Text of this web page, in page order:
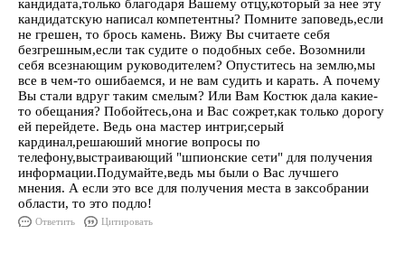
кандидата,только благодаря Вашему отцу,который за нее эту
кандидатскую написал компетентны? Помните заповедь,если
не грешен, то брось камень. Вижу Вы считаете себя
безгрешным,если так судите о подобных себе. Возомнили
себя всезнающим руководителем? Опуститесь на землю,мы
все в чем-то ошибаемся, и не вам судить и карать. А почему
Вы стали вдруг таким смелым? Или Вам Костюк дала какие-
то обещания? Побойтесь,она и Вас сожрет,как только дорогу
ей перейдете. Ведь она мастер интриг,серый
кардинал,решаюший многие вопросы по
телефону,выстраивающий "шпионские сети" для получения
информации.Подумайте,ведь мы были о Вас лучшего
мнения. А если это все для получения места в заксобрании
области, то это подло!
Ответить Цитировать